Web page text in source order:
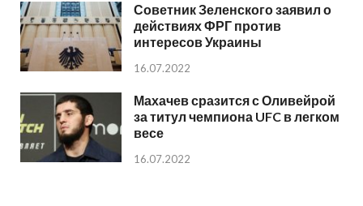
Советник Зеленского заявил о
действиях ФРГ против
интересов Украины
16.07.2022
Махачев сразится с Оливейрой
за титул чемпиона UFC в легком
весе
16.07.2022